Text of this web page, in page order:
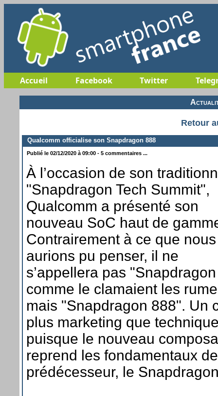
Accueil Facebook Twitter
Retour
Qualcomm officialise son Snapdragon 888
Publié le 02/12/2020 à 09:00 - 5 commentaires ...
À l’occasion de son
"Snapdragon Tech Summit",
Qualcomm a présenté son
nouveau SoC haut de
Contrairement à ce que nous
aurions pu penser, il ne
s’appellera pas
comme le clamaient les
mais "Snapdragon 888". Un
plus marketing que
puisque le nouveau
reprend les fondamentaux
prédécesseur, le